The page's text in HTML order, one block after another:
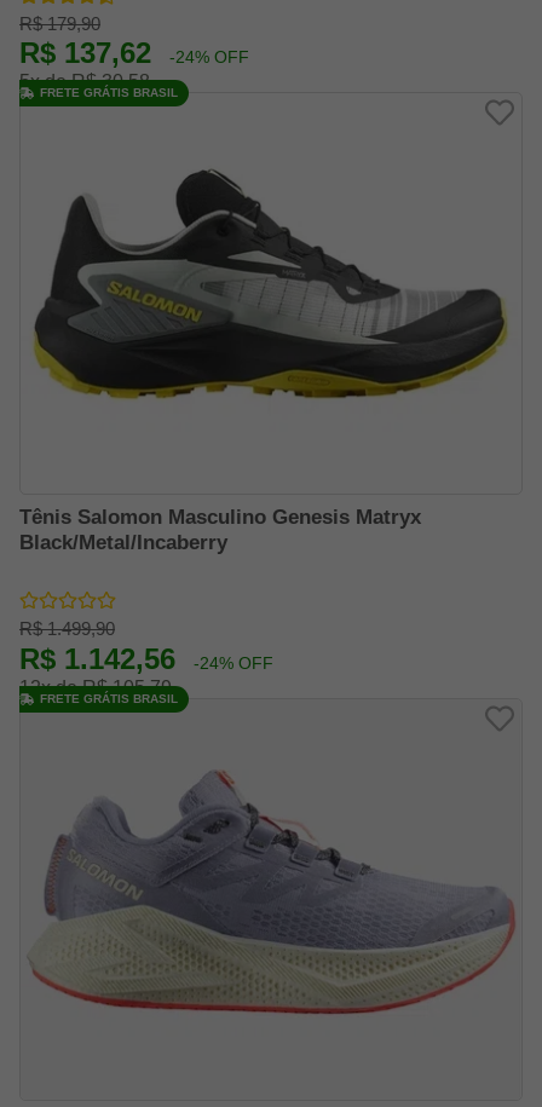
R$ 179,90
R$ 137,62 -24% OFF
5x de R$ 30,58
Tênis Salomon Masculino Genesis Matryx
Black/Metal/Incaberry
R$ 1.499,90
R$ 1.142,56 -24% OFF
12x de R$ 105,79
FRETE GRÁTIS BRASIL
FRETE GRÁTIS BRASIL